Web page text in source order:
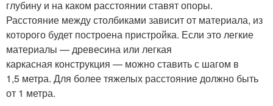
глубину и на каком расстоянии ставят опоры.
Расстояние между столбиками зависит от материала, из
которого будет построена пристройка. Если это легкие
материалы — древесина или легкая
каркасная конструкция — можно ставить с шагом в
1,5 метра. Для более тяжелых расстояние должно быть
от 1 метра.